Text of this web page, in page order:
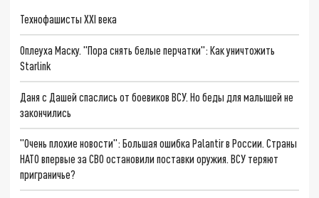
Технофашисты XXI века
Оплеуха Маску. "Пора снять белые перчатки": Как уничтожить
Starlink
Даня с Дашей спаслись от боевиков ВСУ. Но беды для малышей не
закончились
"Очень плохие новости": Большая ошибка Palantir в России. Страны
НАТО впервые за СВО остановили поставки оружия. ВСУ теряют
приграничье?